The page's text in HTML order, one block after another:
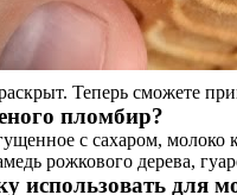
Теперь сможете
пломбир?
с сахаром,
рожкового дерева,
для